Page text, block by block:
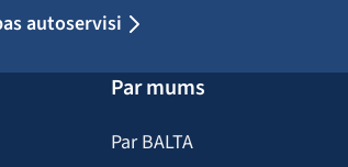
autoservisi
Par mums
Par BALTA